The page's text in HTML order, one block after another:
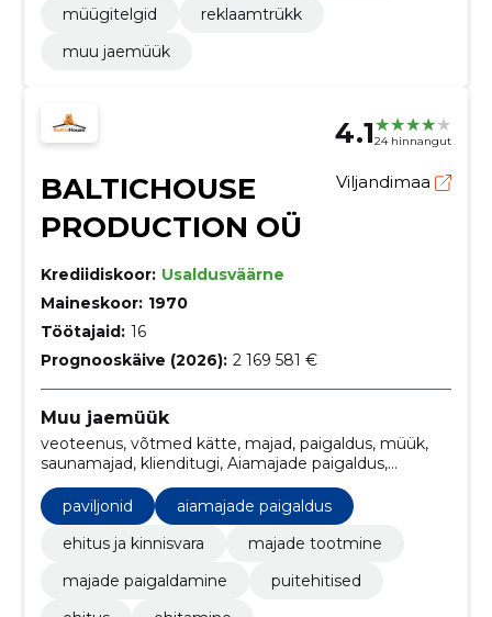
müügitelgid
reklaamtrükk
muu jaemüük
4.124 hinnangut
BALTICHOUSE
PRODUCTION OÜ
Viljandimaa
Krediidiskoor: Usaldusväärne
Maineskoor: 1970
Töötajaid: 16
Prognooskäive (2026): 2 169 581 €
Muu jaemüük
veoteenus, võtmed kätte, majad, paigaldus, müük,
saunamajad, klienditugi, Aiamajade paigaldus,
minimajad, suvemajad
paviljonid
aiamajade paigaldus
ehitus ja kinnisvara
majade tootmine
majade paigaldamine
puitehitised